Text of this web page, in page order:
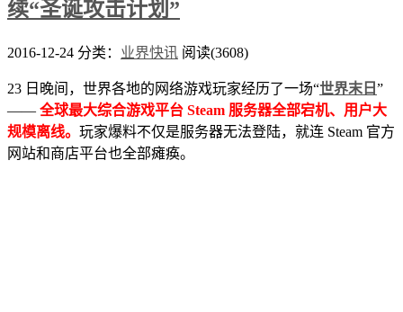
续“圣诞攻击计划”
2016-12-24 分类： 业界快讯 阅读(3608)
23 日晚间，世界各地的网络游戏玩家经历了一场“世界末日 ”
—— 全球最大综合游戏平台 Steam 服务器全部宕机、用户大
规模离线。 玩家爆料不仅是服务器无法登陆，就连 Steam 官方
网站和商店平台也全部瘫痪。